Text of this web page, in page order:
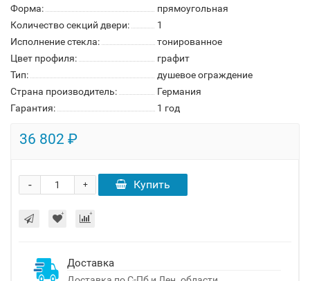
Форма:
прямоугольная
Количество секций двери:
1
Исполнение стекла:
тонированное
Цвет профиля:
графит
Тип:
душевое ограждение
Страна производитель:
Германия
Гарантия:
1 год
36 802 ₽
+
- Купить
Доставка